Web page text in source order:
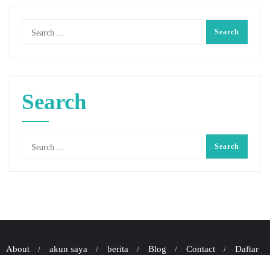
Search
About akun saya berita Blog Contact Daftar